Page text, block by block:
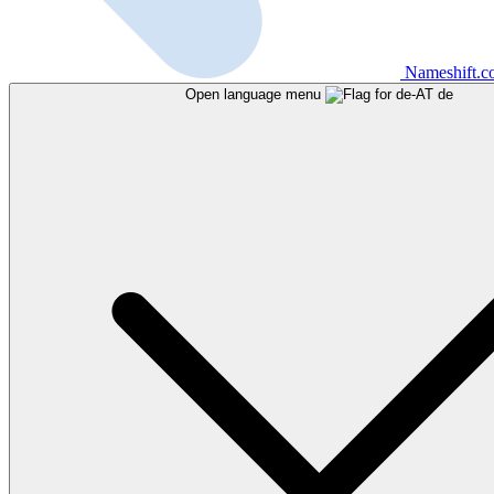
Open language menu de